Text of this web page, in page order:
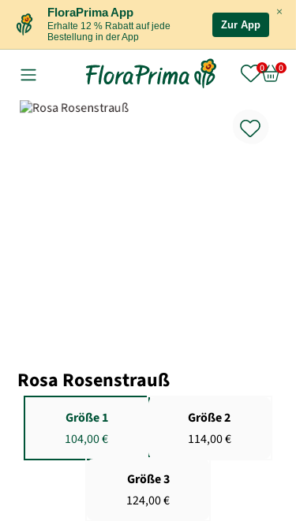
×
FloraPrima App
Erhalte 12 % Rabatt auf jede
Bestellung in der App
Zur App
Rosa Rosenstrauß
Größe 1
104,00 €
Größe 2
114,00 €
Größe 3
124,00 €